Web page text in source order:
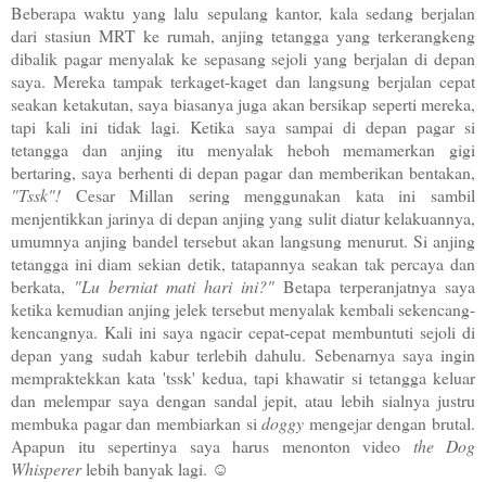
Beberapa waktu yang lalu sepulang kantor, kala sedang berjalan
dari stasiun MRT ke rumah, anjing tetangga yang terkerangkeng
dibalik pagar menyalak ke sepasang sejoli yang berjalan di depan
saya. Mereka tampak terkaget-kaget dan langsung berjalan cepat
seakan ketakutan, saya biasanya juga akan bersikap seperti mereka,
tapi kali ini tidak lagi. Ketika saya sampai di depan pagar si
tetangga dan anjing itu menyalak heboh memamerkan gigi
bertaring, saya berhenti di depan pagar dan memberikan bentakan,
"Tssk"! Cesar Millan sering menggunakan kata ini sambil
menjentikkan jarinya di depan anjing yang sulit diatur kelakuannya,
umumnya anjing bandel tersebut akan langsung menurut. Si anjing
tetangga ini diam sekian detik, tatapannya seakan tak percaya dan
berkata, "Lu berniat mati hari ini?" Betapa terperanjatnya saya
ketika kemudian anjing jelek tersebut menyalak kembali sekencang-
kencangnya. Kali ini saya ngacir cepat-cepat membuntuti sejoli di
depan yang sudah kabur terlebih dahulu. Sebenarnya saya ingin
mempraktekkan kata 'tssk' kedua, tapi khawatir si tetangga keluar
dan melempar saya dengan sandal jepit, atau lebih sialnya justru
membuka pagar dan membiarkan sidoggy mengejar dengan brutal.
Apapun itu sepertinya saya harus menonton video the Dog
Whispererlebih banyak lagi. ☺